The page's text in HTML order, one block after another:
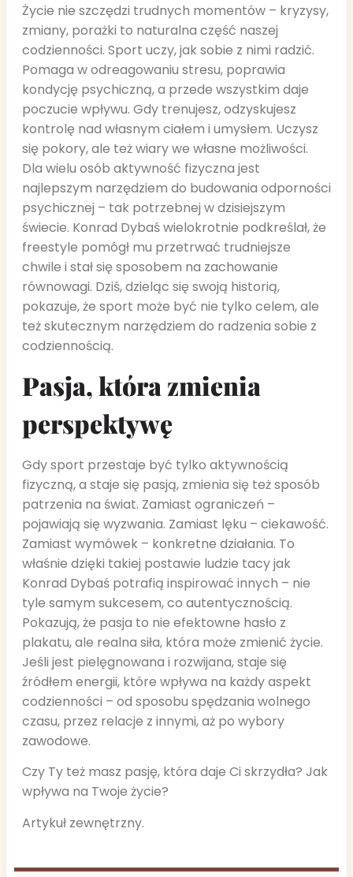
Życie nie szczędzi trudnych momentów – kryzysy,
zmiany, porażki to naturalna część naszej
codzienności. Sport uczy, jak sobie z nimi radzić.
Pomaga w odreagowaniu stresu, poprawia
kondycję psychiczną, a przede wszystkim daje
poczucie wpływu. Gdy trenujesz, odzyskujesz
kontrolę nad własnym ciałem i umysłem. Uczysz
się pokory, ale też wiary we własne możliwości.
Dla wielu osób aktywność fizyczna jest
najlepszym narzędziem do budowania odporności
psychicznej – tak potrzebnej w dzisiejszym
świecie. Konrad Dybaś wielokrotnie podkreślał, że
freestyle pomógł mu przetrwać trudniejsze
chwile i stał się sposobem na zachowanie
równowagi. Dziś, dzieląc się swoją historią,
pokazuje, że sport może być nie tylko celem, ale
też skutecznym narzędziem do radzenia sobie z
codziennością.
Pasja, która zmienia
perspektywę
Gdy sport przestaje być tylko aktywnością
fizyczną, a staje się pasją, zmienia się też sposób
patrzenia na świat. Zamiast ograniczeń –
pojawiają się wyzwania. Zamiast lęku – ciekawość.
Zamiast wymówek – konkretne działania. To
właśnie dzięki takiej postawie ludzie tacy jak
Konrad Dybaś potrafią inspirować innych – nie
tyle samym sukcesem, co autentycznością.
Pokazują, że pasja to nie efektowne hasło z
plakatu, ale realna siła, która może zmienić życie.
Jeśli jest pielęgnowana i rozwijana, staje się
źródłem energii, które wpływa na każdy aspekt
codzienności – od sposobu spędzania wolnego
czasu, przez relacje z innymi, aż po wybory
zawodowe.
Czy Ty też masz pasję, która daje Ci skrzydła? Jak
wpływa na Twoje życie?
Artykuł zewnętrzny.